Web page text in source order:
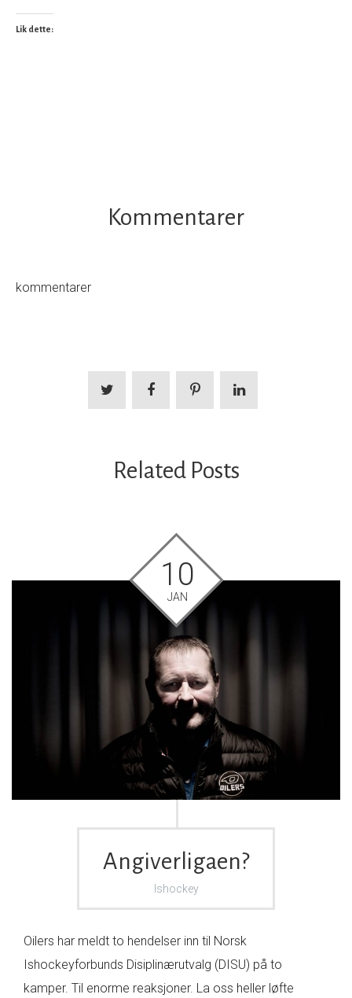
Lik dette:
Kommentarer
kommentarer
Related Posts
10
JAN
Angiverligaen?
Ishockey
Oilers har meldt to hendelser inn til Norsk
Ishockeyforbunds Disiplinærutvalg (DISU) på to
kamper. Til enorme reaksjoner. La oss heller løfte